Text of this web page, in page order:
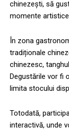
chinezești, să
momente
În zona
tradiționale
chinezesc,
Degustările vor fi
limita stocului
Totodată,
interactivă, unde